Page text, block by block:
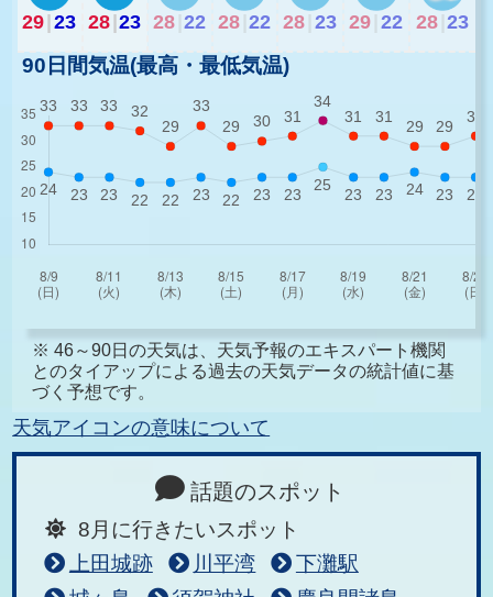
29|23 28|23 28 22 28 22 28 23 29 22 28 23
90日間気温(最高・最低気温)
※ 46～90日の天気は、天気予報のエキスパート機関
とのタイアップによる過去の天気データの統計値に基
づく予想です。
天気アイコンの意味について
話題のスポット
8月に行きたいスポット
上田城跡
川平湾
下灘駅